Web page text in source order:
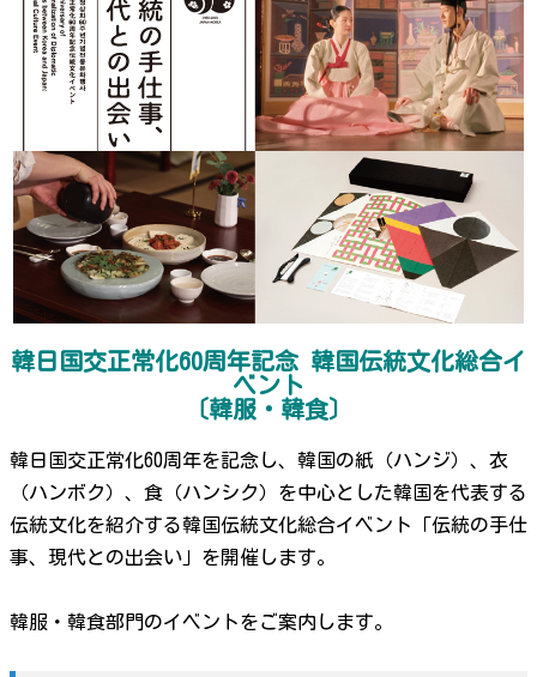
韓日国交正常化60周年記念 韓国伝統文化総合イ
ベント
〔韓服・韓食〕
韓日国交正常化60周年を記念し、韓国の紙（ハンジ）、衣
（ハンボク）、食（ハンシク）を中心とした韓国を代表する
伝統文化を紹介する韓国伝統文化総合イベント「伝統の手仕
事、現代との出会い」を開催します。
韓服・韓食部門のイベントをご案内します。